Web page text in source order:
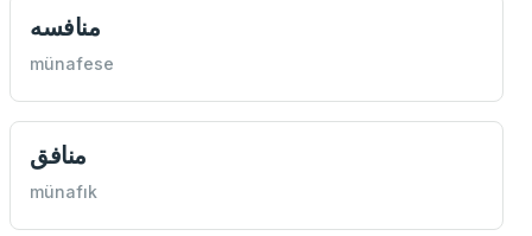
منافسه
münafese
منافق
münafık